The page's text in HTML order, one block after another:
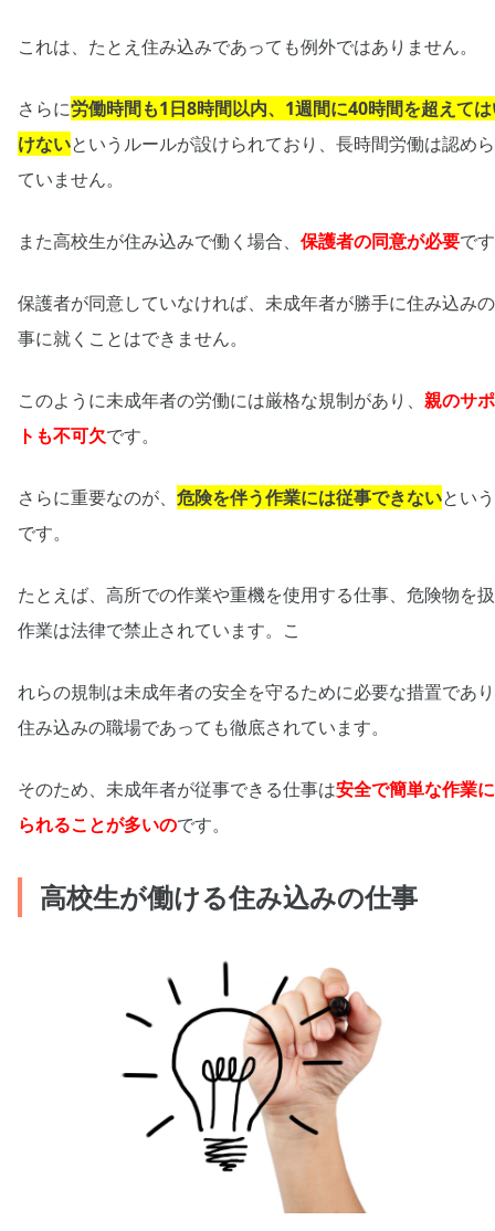
これは、たとえ住み込みであっても例外ではありません。
さらに労働時間も1日8時間以内、1週間に40時間を超えて
けないというルールが設けられており、長時間労働は認め
ていません。
また高校生が住み込みで働く場合、 保護者の同意が必要で
保護者が同意していなければ、未成年者が勝手に住み込み
事に就くことはできません。
このように未成年者の労働には厳格な規制があり、 親のサ
トも不可欠です。
さらに重要なのが、 危険を伴う作業には従事できないとい
です。
たとえば、高所での作業や重機を使用する仕事、危険物を
作業は法律で禁止されています。こ
れらの規制は未成年者の安全を守るために必要な措置であ
住み込みの職場であっても徹底されています。
そのため、未成年者が従事できる仕事は安全で簡単な作業
られることが多いのです。
高校生が働ける住み込みの仕事